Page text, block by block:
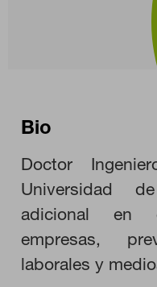
Bio
Doctor
Universidad
adicional en
empresas,
laborales y